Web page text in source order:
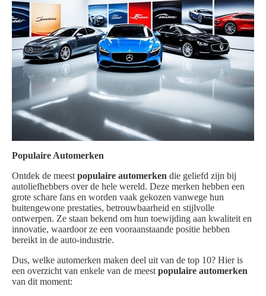
Populaire Automerken
Ontdek de meest populaire automerken die geliefd zijn bij
autoliefhebbers over de hele wereld. Deze merken hebben een
grote schare fans en worden vaak gekozen vanwege hun
buitengewone prestaties, betrouwbaarheid en stijlvolle
ontwerpen. Ze staan bekend om hun toewijding aan kwaliteit en
innovatie, waardoor ze een vooraanstaande positie hebben
bereikt in de auto-industrie.
Dus, welke automerken maken deel uit van de top 10? Hier is
een overzicht van enkele van de meest populaire automerken
van dit moment: